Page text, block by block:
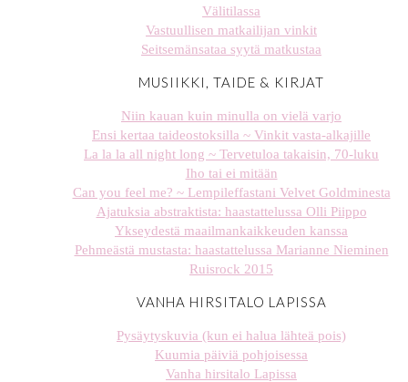
Välitilassa
Vastuullisen matkailijan vinkit
Seitsemänsataa syytä matkustaa
MUSIIKKI, TAIDE & KIRJAT
Niin kauan kuin minulla on vielä varjo
Ensi kertaa taideostoksilla ~ Vinkit vasta-alkajille
La la la all night long ~ Tervetuloa takaisin, 70-luku
Iho tai ei mitään
Can you feel me? ~ Lempileffastani Velvet Goldminesta
Ajatuksia abstraktista: haastattelussa Olli Piippo
Ykseydestä maailmankaikkeuden kanssa
Pehmeästä mustasta: haastattelussa Marianne Nieminen
Ruisrock 2015
VANHA HIRSITALO LAPISSA
Pysäytyskuvia (kun ei halua lähteä pois)
Kuumia päiviä pohjoisessa
Vanha hirsitalo Lapissa